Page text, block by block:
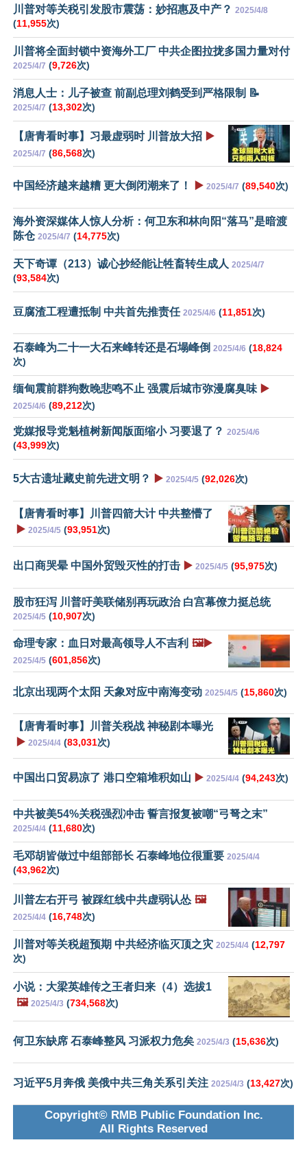
川普对等关税引发股市震荡：妙招惠及中产？ 2025/4/8
(11,955次)
川普将全面封锁中资海外工厂 中共企图拉拢多国力量对付
2025/4/7 (9,726次)
消息人士：儿子被查 前副总理刘鹤受到严格限制 📝
2025/4/7 (13,302次)
【唐青看时事】习最虚弱时 川普放大招 ▶️
2025/4/7 (86,568次)
中国经济越来越糟 更大倒闭潮来了！ ▶️ 2025/4/7 (89,540次)
海外资深媒体人惊人分析：何卫东和林向阳“落马”是暗渡
陈仓 2025/4/7 (14,775次)
天下奇谭（213）诚心抄经能让牲畜转生成人 2025/4/7
(93,584次)
豆腐渣工程遭抵制 中共首先推责任 2025/4/6 (11,851次)
石泰峰为二十一大石来峰转还是石塌峰倒 2025/4/6 (18,824
次)
缅甸震前群狗数晚悲鸣不止 强震后城市弥漫腐臭味 ▶️
2025/4/6 (89,212次)
党媒报导党魁植树新闻版面缩小 习要退了？ 2025/4/6
(43,999次)
5大古遗址藏史前先进文明？ ▶️ 2025/4/5 (92,026次)
【唐青看时事】川普四箭大计 中共整懵了
▶️ 2025/4/5 (93,951次)
出口商哭晕 中国外贸毁灭性的打击 ▶️ 2025/4/5 (95,975次)
股市狂泻 川普吁美联储别再玩政治 白宫幕僚力挺总统
2025/4/5 (10,907次)
命理专家：血日对最高领导人不吉利 🖼️▶️
2025/4/5 (601,856次)
北京出现两个太阳 天象对应中南海变动 2025/4/5 (15,860次)
【唐青看时事】川普关税战 神秘剧本曝光
▶️ 2025/4/4 (83,031次)
中国出口贸易凉了 港口空箱堆积如山 ▶️ 2025/4/4 (94,243次)
中共被美54%关税强烈冲击 誓言报复被嘲“弓弩之末”
2025/4/4 (11,680次)
毛邓胡皆做过中组部部长 石泰峰地位很重要 2025/4/4
(43,962次)
川普左右开弓 被踩红线中共虚弱认怂 🖼️
2025/4/4 (16,748次)
川普对等关税超预期 中共经济临灭顶之灾 2025/4/4 (12,797
次)
小说：大梁英雄传之王者归来（4）选拔1
🖼️ 2025/4/3 (734,568次)
何卫东缺席 石泰峰整风 习派权力危矣 2025/4/3 (15,636次)
习近平5月奔俄 美俄中共三角关系引关注 2025/4/3 (13,427次)
Copyright© RMB Public Foundation Inc.
All Rights Reserved